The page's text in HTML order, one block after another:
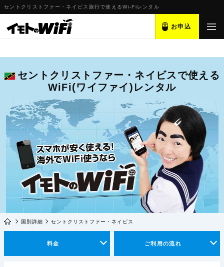
セントクリストファー・ネイビス旅行で使えるWi-Fiレンタル
お申込
セントクリストファー・ネイビスで使える
WiFi(ワイファイ)レンタル
国別詳細 セントクリストファー・ネイビス
料金 ご利用の流れ